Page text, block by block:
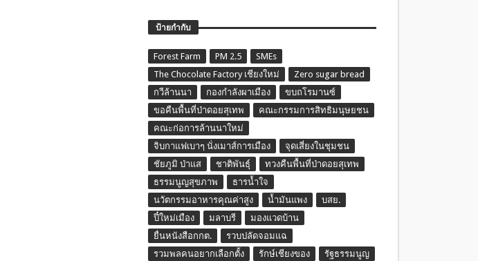
ป้ายกำกับ
Forest Farm PM 2.5
SMEs
The Chocolate Factory เชียงใหม่
Zero sugar bread
กวีล้านนา
กองกำลังผาเมือง
ขบถโรมานซ์
ขอคืนพื้นที่ป่าดอยสุเทพ
คณะกรรมการสิทธิมนุษยชน
คณะก่อการล้านนาใหม่
จิบกาแฟเบาๆ นั่งเมาส์การเมือง
จุดเสี่ยงในชุมชน
ชัยภูมิ ป่าแส
ชาติพันธุ์
ทวงคืนพื้นที่ป่าดอยสุเทพ
ธรรมนูญสุขภาพ
ธารน้ำใจ
นวัตกรรมอาหารคุณค่าสูง
น้ำมันแพง
บสย.
ปี๋ใหม่เมือง
มลาบรี
มองแวดบ้าน
ยื่นหนังสือกกต.
รวบปลัดจอมแฉ
รวมพลคนอยากเลือกตั้ง
รักษ์เชียงของ รัฐธรรมนูญ